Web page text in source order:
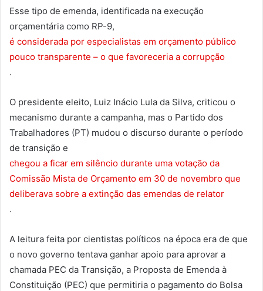
Esse tipo de emenda, identificada na execução
orçamentária como RP-9,
é considerada por especialistas em orçamento público
pouco transparente – o que favoreceria a corrupção
.
O presidente eleito, Luiz Inácio Lula da Silva, criticou o
mecanismo durante a campanha, mas o Partido dos
Trabalhadores (PT) mudou o discurso durante o período
de transição e
chegou a ficar em silêncio durante uma votação da
Comissão Mista de Orçamento em 30 de novembro que
deliberava sobre a extinção das emendas de relator
.
A leitura feita por cientistas políticos na época era de que
o novo governo tentava ganhar apoio para aprovar a
chamada PEC da Transição, a Proposta de Emenda à
Constituição (PEC) que permitiria o pagamento do Bolsa